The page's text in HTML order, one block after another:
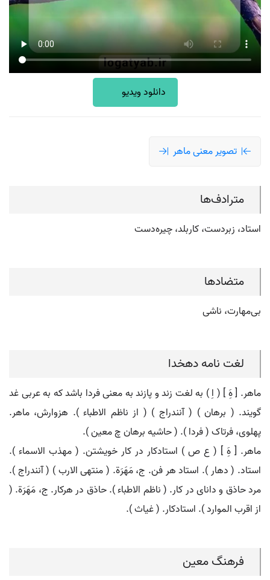
دانلود ویدیو
تصویر معنی ماهر
مترادف‌ها
استاد، زبردست، کاربلد، چیره‌دست
متضادها
بی‌مهارت، ناشی
لغت نامه دهخدا
ماهر. [ هَِ ] ( اِ ) به لغت زند و پازند به معنی فردا باشد که به عربی غد
گویند. ( برهان ) ( آنندراج ) ( از ناظم الاطباء ). هزوارش، ماهر.
پهلوی، فرتاک ( فردا ). ( حاشیه برهان چ معین ).
ماهر. [ هَِ ] ( ع ص ) استادکار در کار خویشتن. ( مهذب الاسماء ).
استاد. ( دهار ). استاد هر فن. ج، مَهَرَة. ( منتهی الارب ) ( آنندراج ).
مرد حاذق و دانای در کار. ( ناظم الاطباء ). حاذق در هرکار. ج، مَهَرَة. (
از اقرب الموارد ). استادکار. ( غیاث ).
فرهنگ معین